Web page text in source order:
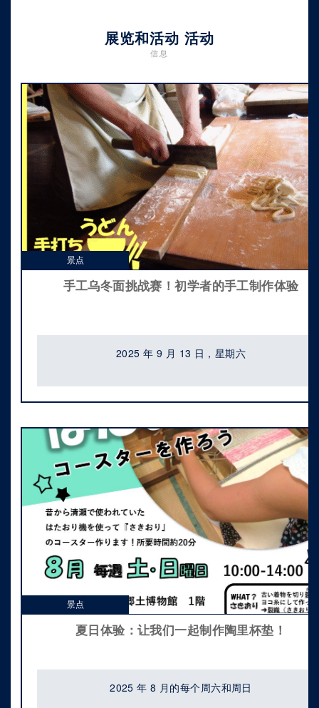
展览和活动 活动
信息
景点
手工乌冬面挑战赛！初学者的手工制作体验
2025 年 9 月 13 日，星期六
景点
夏日体验：让我们一起制作陶里杯垫！
2025 年 8 月的每个周六和周日